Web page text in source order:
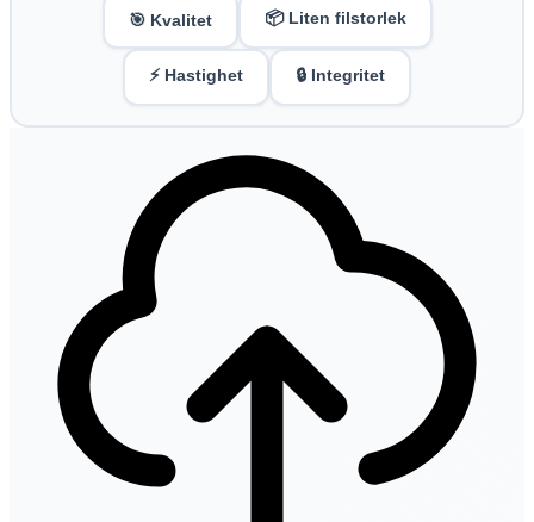
🎯 Kvalitet 📦 Liten filstorlek
⚡ Hastighet 🔒 Integritet